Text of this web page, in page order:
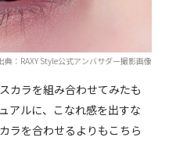
典：RAXY Style公式アンバサダー撮影画像
カラを組み合わせてみたも
アルに、こなれ感を出すな
ラを合わせるよりもこちら